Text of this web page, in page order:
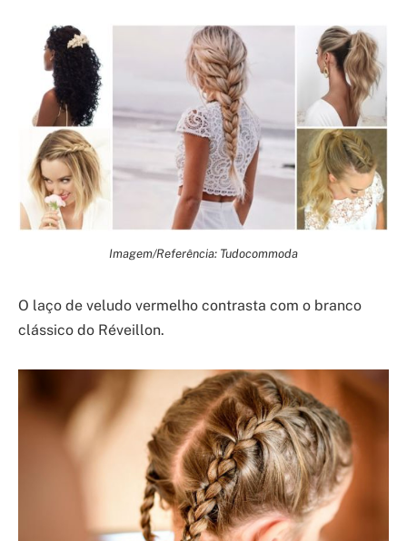
Imagem/Referência: Tudocommoda
O laço de veludo vermelho contrasta com o branco
clássico do Réveillon.